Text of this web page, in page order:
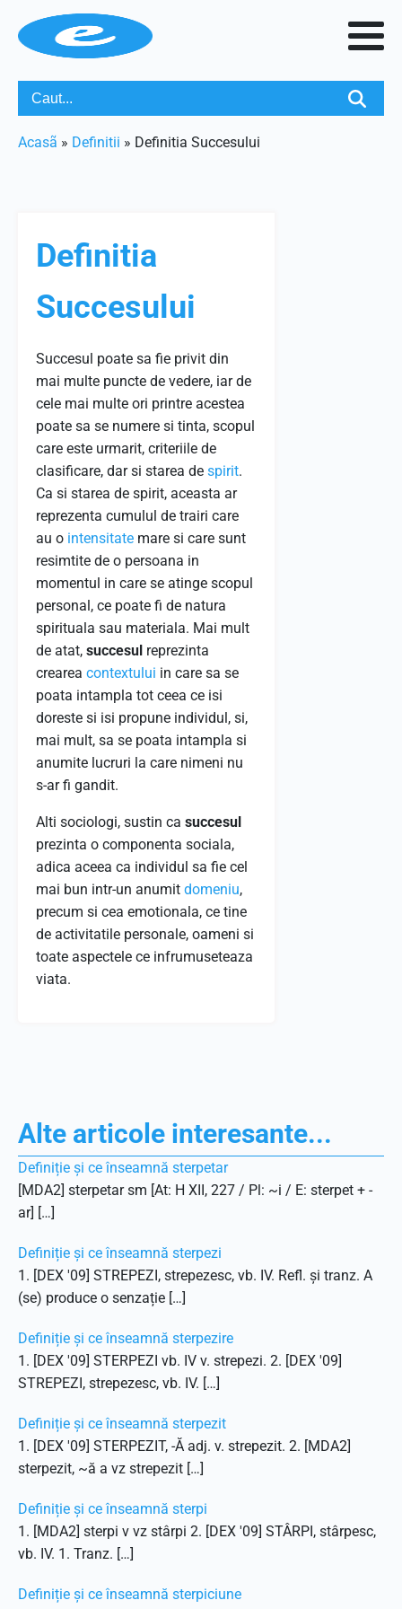
Acasã » Definitii » Definitia Succesului
Definitia
Succesului
Succesul poate sa fie privit din
mai multe puncte de vedere, iar de
cele mai multe ori printre acestea
poate sa se numere si tinta, scopul
care este urmarit, criteriile de
clasificare, dar si starea de spirit.
Ca si starea de spirit, aceasta ar
reprezenta cumulul de trairi care
au o intensitate mare si care sunt
resimtite de o persoana in
momentul in care se atinge scopul
personal, ce poate fi de natura
spirituala sau materiala. Mai mult
de atat, succesul reprezinta
crearea contextului in care sa se
poata intampla tot ceea ce isi
doreste si isi propune individul, si,
mai mult, sa se poata intampla si
anumite lucruri la care nimeni nu
s-ar fi gandit.
Alti sociologi, sustin ca succesul
prezinta o componenta sociala,
adica aceea ca individul sa fie cel
mai bun intr-un anumit domeniu,
precum si cea emotionala, ce tine
de activitatile personale, oameni si
toate aspectele ce infrumuseteaza
viata.
Alte articole interesante...
Definiție și ce înseamnă sterpetar
[MDA2] sterpetar sm [At: H XII, 227 / Pl: ~i / E: sterpet + -
ar] […]
Definiție și ce înseamnă sterpezi
1. [DEX '09] STREPEZI, strepezesc, vb. IV. Refl. și tranz. A
(se) produce o senzație […]
Definiție și ce înseamnă sterpezire
1. [DEX '09] STERPEZI vb. IV v. strepezi. 2. [DEX '09]
STREPEZI, strepezesc, vb. IV. […]
Definiție și ce înseamnă sterpezit
1. [DEX '09] STERPEZIT, -Ă adj. v. strepezit. 2. [MDA2]
sterpezit, ~ă a vz strepezit […]
Definiție și ce înseamnă sterpi
1. [MDA2] sterpi v vz stârpi 2. [DEX '09] STÂRPI, stârpesc,
vb. IV. 1. Tranz. […]
Definiție și ce înseamnă sterpiciune